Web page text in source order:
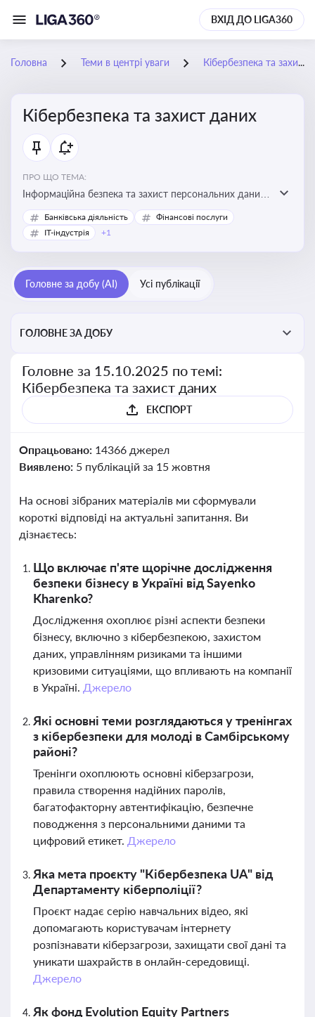
ВХІД ДО LIGA360
Головна Теми в центрі уваги Кібербезпека та захист даних
Кібербезпека та захист даних
ПРО ЩО ТЕМА:
Інформаційна безпека та захист персональних даних
на підприємстві
Банківська діяльність
Фінансові послуги
IT-індустрія
+1
Головне за добу (AI) Усі публікації
ГОЛОВНЕ ЗА ДОБУ
Головне за 15.10.2025 по темі:
Кібербезпека та захист даних
ЕКСПОРТ
Опрацьовано: 14366 джерел
Виявлено: 5 публікацій за 15 жовтня
На основі зібраних матеріалів ми сформували
короткі відповіді на актуальні запитання. Ви
дізнаєтесь:
Що включає п'яте щорічне дослідження
безпеки бізнесу в Україні від Sayenko
Kharenko?
Дослідження охоплює різні аспекти безпеки
бізнесу, включно з кібербезпекою, захистом
даних, управлінням ризиками та іншими
кризовими ситуаціями, що впливають на компанії
в Україні. Джерело
Які основні теми розглядаються у тренінгах
з кібербезпеки для молоді в Самбірському
районі?
Тренінги охоплюють основні кіберзагрози,
правила створення надійних паролів,
багатофакторну автентифікацію, безпечне
поводження з персональними даними та
цифровий етикет. Джерело
Яка мета проєкту "Кібербезпека UA" від
Департаменту кіберполіції?
Проєкт надає серію навчальних відео, які
допомагають користувачам інтернету
розпізнавати кіберзагрози, захищати свої дані та
уникати шахрайств в онлайн-середовищі.
Джерело
Як фонд Evolution Equity Partners